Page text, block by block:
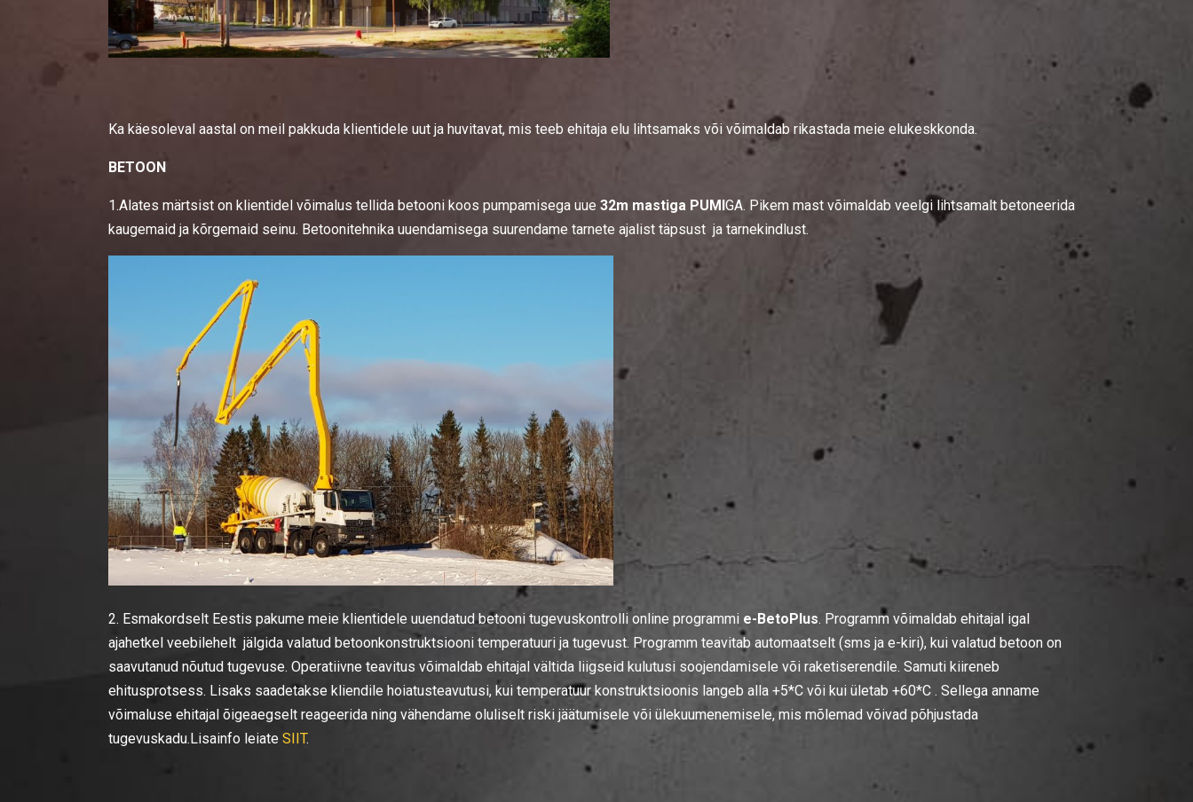
Ka käesoleval aastal on meil pakkuda klientidele uut ja huvitavat, mis teeb ehitaja elu lihtsamaks või võimaldab rikastada meie elukeskkonda.
BETOON
1.Alates märtsist on klientidel võimalus tellida betooni koos pumpamisega uue 32m mastiga PUMI GA. Pikem mast võimaldab veelgi lihtsamalt betoneerida
kaugemaid ja kõrgemaid seinu. Betoonitehnika uuendamisega suurendame tarnete ajalist täpsust ja tarnekindlust.
2. Esmakordselt Eestis pakume meie klientidele uuendatud betooni tugevuskontrolli online programmi e-BetoPlus. Programm võimaldab ehitajal igal
ajahetkel veebilehelt jälgida valatud betoonkonstruktsiooni temperatuuri ja tugevust. Programm teavitab automaatselt (sms ja e-kiri), kui valatud betoon on
saavutanud nõutud tugevuse. Operatiivne teavitus võimaldab ehitajal vältida liigseid kulutusi soojendamisele või raketiserendile. Samuti kiireneb
ehitusprotsess. Lisaks saadetakse kliendile hoiatusteavutusi, kui temperatuur konstruktsioonis langeb alla +5*C või kui ületab +60*C . Sellega anname
võimaluse ehitajal õigeaegselt reageerida ning vähendame oluliselt riski jäätumisele või ülekuumenemisele, mis mõlemad võivad põhjustada
tugevuskadu.Lisainfo leiate SIIT.